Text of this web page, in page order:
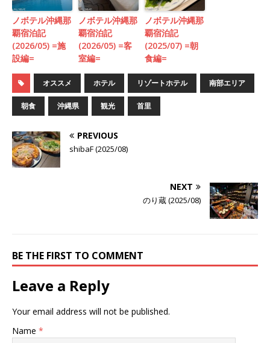
ノボテル沖縄那
覇宿泊記
(2026/05) =施
設編=
ノボテル沖縄那
覇宿泊記
(2026/05) =客
室編=
ノボテル沖縄那
覇宿泊記
(2025/07) =朝
食編=
オススメ ホテル リゾートホテル 南部エリア
朝食 沖縄県 観光 首里
PREVIOUS
shibaF (2025/08)
NEXT
のり蔵 (2025/08)
BE THE FIRST TO COMMENT
Leave a Reply
Your email address will not be published.
Name *